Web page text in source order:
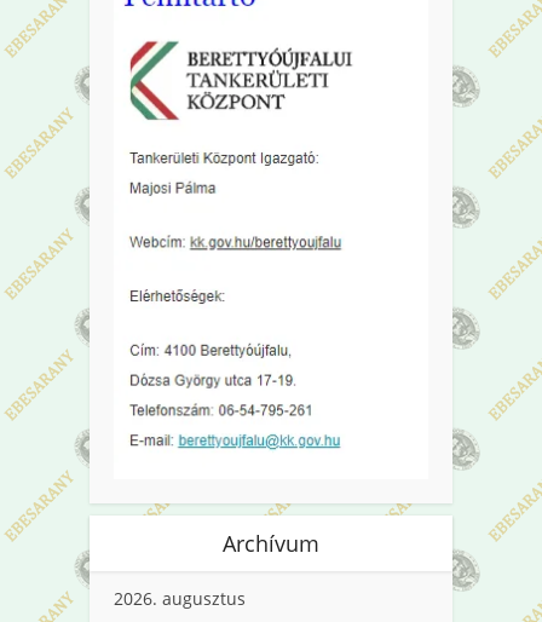
Archívum
2026. augusztus